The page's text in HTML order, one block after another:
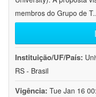
membros do Grupo de T
Instituição/UF/País:
RS - Brasil
Vigência: Tue Jan 16